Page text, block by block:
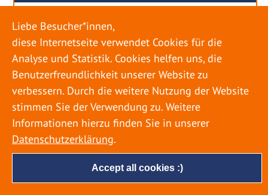
18. MAI 2022
Egal ob Sommer oder Winter: Alle Menschen
genießen ihren Urlaub. Dabei zieht es die Einen
weiter weg, die Anderen bleiben dann doch
lieber in der Heimat. Wenn Sie für eine längere
Zeit wegfahren möchten, gibt es einige Dinge zu
beachten, damit nicht anschließend eine böse
Überraschung auf Sie wartet. Um einen
möglichst entspannten Urlaub zu […]
Accept all cookies :)
Liebe Besucher*innen,
diese Internetseite verwendet Cookies für die
Analyse und Statistik. Cookies helfen uns, die
Benutzerfreundlichkeit unserer Website zu
verbessern. Durch die weitere Nutzung der Website
stimmen Sie der Verwendung zu. Weitere
Informationen hierzu finden Sie in unserer
Datenschutzerklärung.